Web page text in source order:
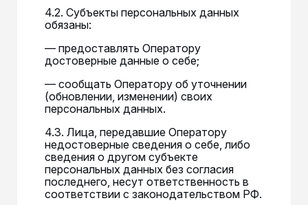
4.2. Субъекты персональных данных
обязаны:
— предоставлять Оператору
достоверные данные о себе;
— сообщать Оператору об уточнении
(обновлении, изменении) своих
персональных данных.
4.3. Лица, передавшие Оператору
недостоверные сведения о себе, либо
сведения о другом субъекте
персональных данных без согласия
последнего, несут ответственность в
соответствии с законодательством РФ.